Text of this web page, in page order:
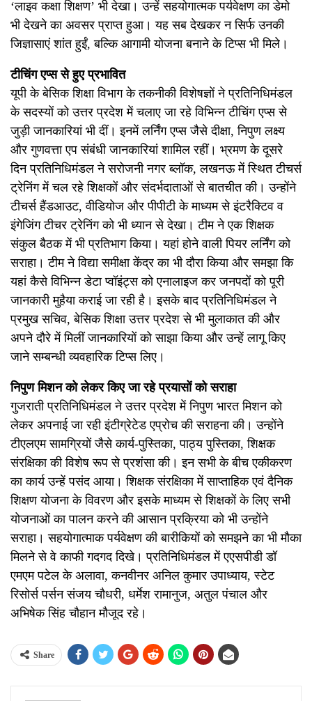
‘लाइव कक्षा शिक्षण’ भी देखा। उन्हें सहयोगात्मक पर्यवेक्षण का डेमो
भी देखने का अवसर प्राप्त हुआ। यह सब देखकर न सिर्फ उनकी
जिज्ञासाएं शांत हुईं, बल्कि आगामी योजना बनाने के टिप्स भी मिले।
टीचिंग एप्स से हुए प्रभावित
यूपी के बेसिक शिक्षा विभाग के तकनीकी विशेषज्ञों ने प्रतिनिधिमंडल
के सदस्यों को उत्तर प्रदेश में चलाए जा रहे विभिन्न टीचिंग एप्स से
जुड़ी जानकारियां भी दीं। इनमें लर्निंग एप्स जैसे दीक्षा, निपुण लक्ष्य
और गुणवत्ता एप संबंधी जानकारियां शामिल रहीं। भ्रमण के दूसरे
दिन प्रतिनिधिमंडल ने सरोजनी नगर ब्लॉक, लखनऊ में स्थित टीचर्स
ट्रेनिंग में चल रहे शिक्षकों और संदर्भदाताओं से बातचीत की। उन्होंने
टीचर्स हैंडआउट, वीडियोज और पीपीटी के माध्यम से इंटरैक्टिव व
इंगेजिंग टीचर ट्रेनिंग को भी ध्यान से देखा। टीम ने एक शिक्षक
संकुल बैठक में भी प्रतिभाग किया। यहां होने वाली पियर लर्निंग को
सराहा। टीम ने विद्या समीक्षा केंद्र का भी दौरा किया और समझा कि
यहां कैसे विभिन्न डेटा प्वॉइंट्स को एनालाइज कर जनपदों को पूरी
जानकारी मुहैया कराई जा रही है। इसके बाद प्रतिनिधिमंडल ने
प्रमुख सचिव, बेसिक शिक्षा उत्तर प्रदेश से भी मुलाकात की और
अपने दौरे में मिलीं जानकारियों को साझा किया और उन्हें लागू किए
जाने सम्बन्धी व्यवहारिक टिप्स लिए।
निपुण मिशन को लेकर किए जा रहे प्रयासों को सराहा
गुजराती प्रतिनिधिमंडल ने उत्तर प्रदेश में निपुण भारत मिशन को
लेकर अपनाई जा रही इंटीग्रेटेड एप्रोच की सराहना की। उन्होंने
टीएलएम सामग्रियों जैसे कार्य-पुस्तिका, पाठ्य पुस्तिका, शिक्षक
संरक्षिका की विशेष रूप से प्रशंसा की। इन सभी के बीच एकीकरण
का कार्य उन्हें पसंद आया। शिक्षक संरक्षिका में साप्ताहिक एवं दैनिक
शिक्षण योजना के विवरण और इसके माध्यम से शिक्षकों के लिए सभी
योजनाओं का पालन करने की आसान प्रक्रिया को भी उन्होंने
सराहा। सहयोगात्माक पर्यवेक्षण की बारीकियों को समझने का भी मौका
मिलने से वे काफी गदगद दिखे। प्रतिनिधिमंडल में एएसपीडी डॉ
एमएम पटेल के अलावा, कनवीनर अनिल कुमार उपाध्याय, स्टेट
रिसोर्स पर्सन संजय चौधरी, धर्मेश रामानुज, अतुल पंचाल और
अभिषेक सिंह चौहान मौजूद रहे।
Share